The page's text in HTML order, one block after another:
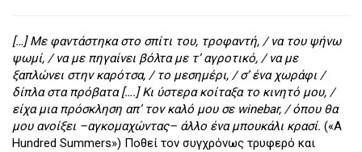
[…] Με φαντάστηκα στο σπίτι του, τροφαντή, / να του ψήνω
ψωμί, / να με πηγαίνει βόλτα με τ’ αγροτικό, / να με
ξαπλώνει στην καρότσα, / το μεσημέρι, / σ’ ένα χωράφι /
δίπλα στα πρόβατα [….] Κι ύστερα κοίταξα το κινητό μου, /
είχα μια πρόσκληση απ’ τον καλό μου σε winebar, / όπου θα
μου ανοίξει –αγκομαχώντας– άλλο ένα μπουκάλι κρασί. («A
Hundred Summers») Ποθεί τον συγχρόνως τρυφερό και